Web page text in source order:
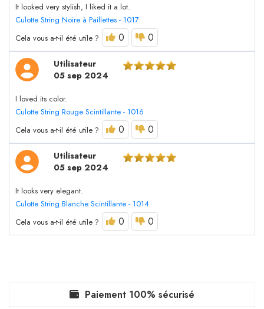
It looked very stylish, I liked it a lot.
Culotte String Noire à Paillettes - 1017
Cela vous a-t-il été utile ?
0 0
Utilisateur
05 sep 2024
I loved its color.
Culotte String Rouge Scintillante - 1016
Cela vous a-t-il été utile ?
0 0
Utilisateur
05 sep 2024
It looks very elegant.
Culotte String Blanche Scintillante - 1014
Cela vous a-t-il été utile ?
0 0
Paiement 100% sécurisé